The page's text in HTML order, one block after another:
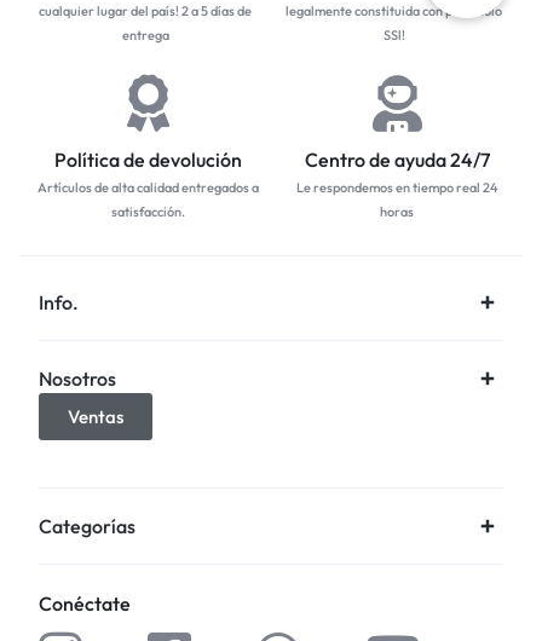
cualquier lugar del país! 2 a 5 días de
entrega
legalmente constituida con protocolo
SSl!
Política de devolución
Artículos de alta calidad entregados a
satisfacción.
Centro de ayuda 24/7
Le respondemos en tiempo real 24
horas
Info.
Nosotros
Ventas
Categorías
Conéctate